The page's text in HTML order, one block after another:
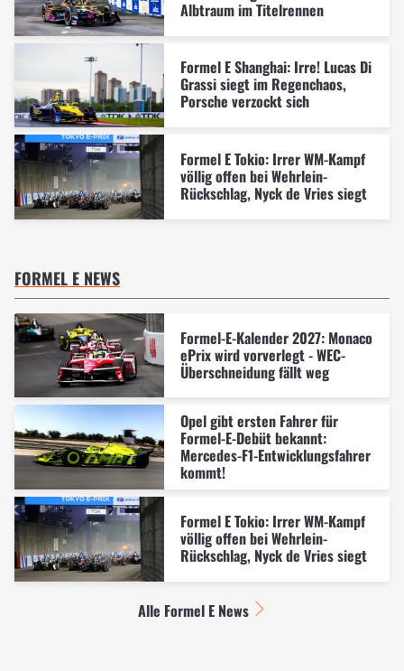
Albtraum im Titelrennen
Formel E Shanghai: Irre! Lucas Di
Grassi siegt im Regenchaos,
Porsche verzockt sich
Formel E Tokio: Irrer WM-Kampf
völlig offen bei Wehrlein-
Rückschlag, Nyck de Vries siegt
FORMEL E NEWS
Formel-E-Kalender 2027: Monaco
ePrix wird vorverlegt - WEC-
Überschneidung fällt weg
Opel gibt ersten Fahrer für
Formel-E-Debüt bekannt:
Mercedes-F1-Entwicklungsfahrer
kommt!
Formel E Tokio: Irrer WM-Kampf
völlig offen bei Wehrlein-
Rückschlag, Nyck de Vries siegt
Alle Formel E News